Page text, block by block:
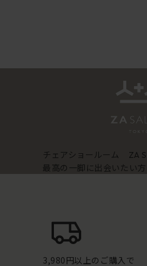
チェアショールーム ZA
最高の一脚に出会いたい
3,980円以上のご購入で